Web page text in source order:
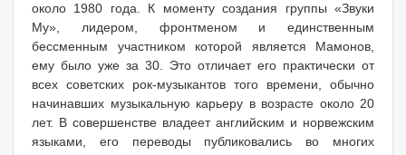
около 1980 года. К моменту создания группы «Звуки
Му», лидером, фронтменом и единственным
бессменным участником которой является Мамонов,
ему было уже за 30. Это отличает его практически от
всех советских рок-музыкантов того времени, обычно
начинавших музыкальную карьеру в возрасте около 20
лет. В совершенстве владеет английским и норвежским
языками, его переводы публиковались во многих